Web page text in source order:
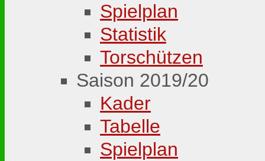
Spielplan
Statistik
Torschützen
Saison 2019/20
Kader
Tabelle
Spielplan